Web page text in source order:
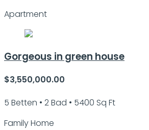
Apartment
Gorgeous in green house
$3,550,000.00
5 Betten • 2 Bad • 5400 Sq Ft
Family Home